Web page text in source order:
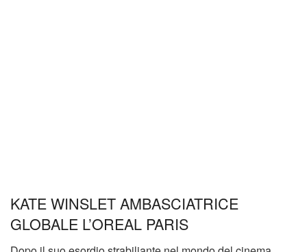
KATE WINSLET AMBASCIATRICE
GLOBALE L’OREAL PARIS